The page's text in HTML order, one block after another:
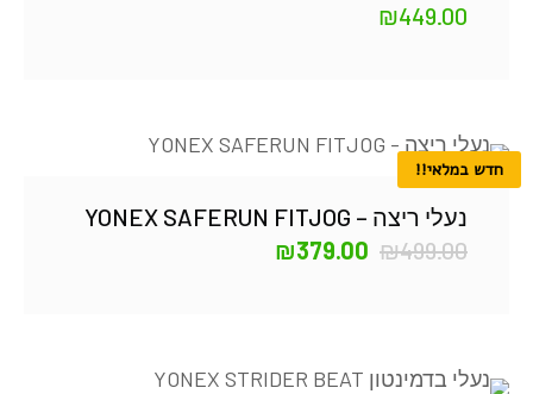
₪449.00
חדש במלאי!!
נעלי ריצה – YONEX SAFERUN FITJOG
₪499.00
₪379.00